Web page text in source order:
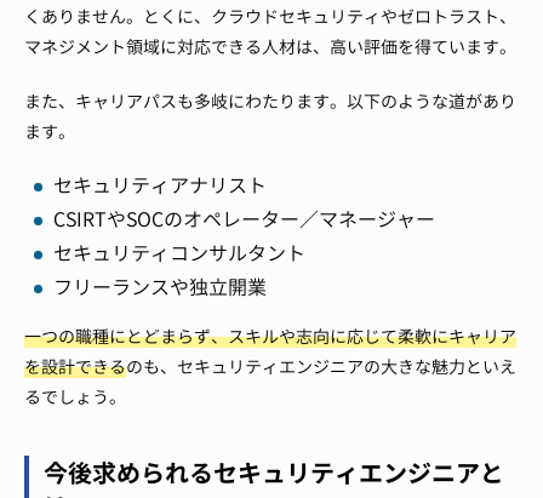
くありません。とくに、クラウドセキュリティやゼロトラスト、
マネジメント領域に対応できる人材は、高い評価を得ています。
また、キャリアパスも多岐にわたります。以下のような道があり
ます。
セキュリティアナリスト
CSIRTやSOCのオペレーター／マネージャー
セキュリティコンサルタント
フリーランスや独立開業
一つの職種にとどまらず、スキルや志向に応じて柔軟にキャリア
を設計できるのも、セキュリティエンジニアの大きな魅力といえ
るでしょう。
今後求められるセキュリティエンジニアと